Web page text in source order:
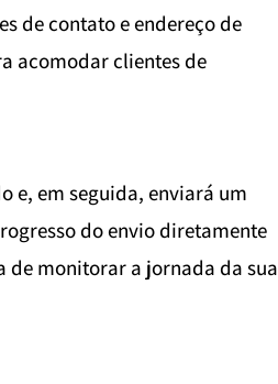
de contato e endereço de
acomodar clientes de
e, em seguida, enviará um
do envio diretamente
de monitorar a jornada da sua